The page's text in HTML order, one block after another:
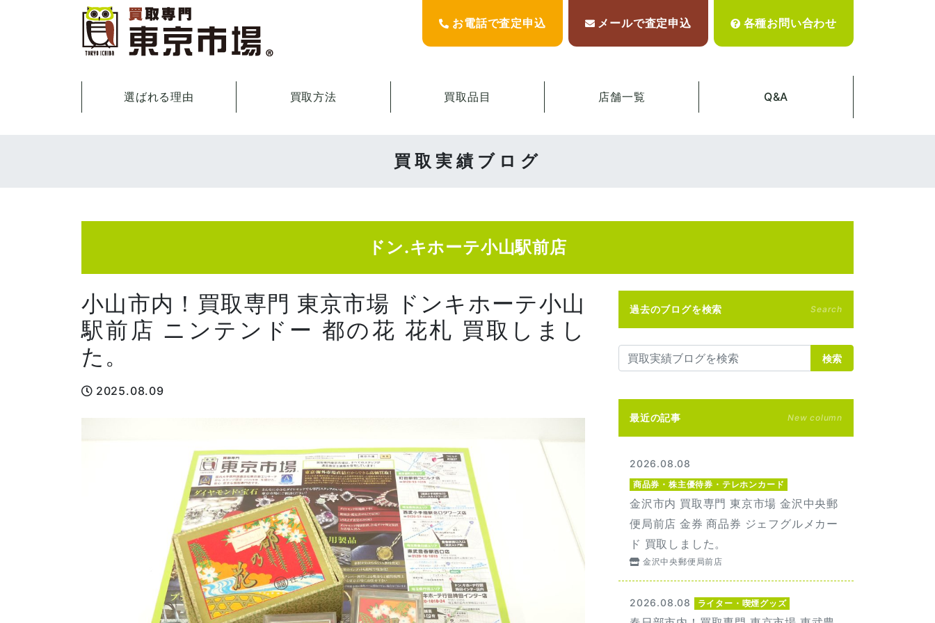
お電話で査定申込 メールで査定申込 各種お問い合わせ
選ばれる理由 買取方法 買取品目 店舗一覧 Q&A
買取実績ブログ
ドン.キホーテ小山駅前店
小山市内！買取専門 東京市場 ドンキホーテ小山
駅前店 ニンテンドー 都の花 花札 買取しまし
た。
2025.08.09
過去のブログを検索 Search
検索
最近の記事 New column
2026.08.08
商品券・株主優待券・テレホンカード
金沢市内 買取専門 東京市場 金沢中央郵
便局前店 金券 商品券 ジェフグルメカー
ド 買取しました。
金沢中央郵便局前店
2026.08.08 ライター・喫煙グッズ